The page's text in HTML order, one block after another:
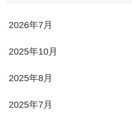
2026年7月
2025年10月
2025年8月
2025年7月